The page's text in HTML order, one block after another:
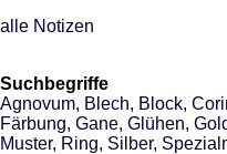
alle Notizen
Suchbegriffe
Agnovum, Blech, Block,
Färbung, Gane, Glühen,
Muster, Ring, Silber,